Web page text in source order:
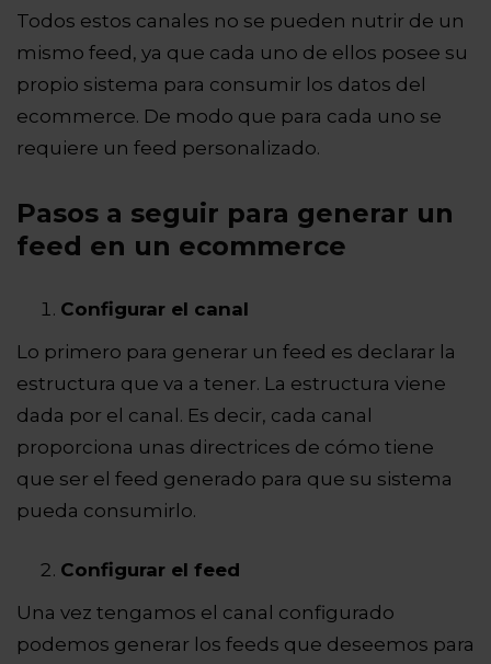
Todos estos canales no se pueden nutrir de un
mismo feed, ya que cada uno de ellos posee su
propio sistema para consumir los datos del
ecommerce. De modo que para cada uno se
requiere un feed personalizado.
Pasos a seguir para generar un
feed en un ecommerce
Configurar el canal
Lo primero para generar un feed es declarar la
estructura que va a tener. La estructura viene
dada por el canal. Es decir, cada canal
proporciona unas directrices de cómo tiene
que ser el feed generado para que su sistema
pueda consumirlo.
Configurar el feed
Una vez tengamos el canal configurado
podemos generar los feeds que deseemos para